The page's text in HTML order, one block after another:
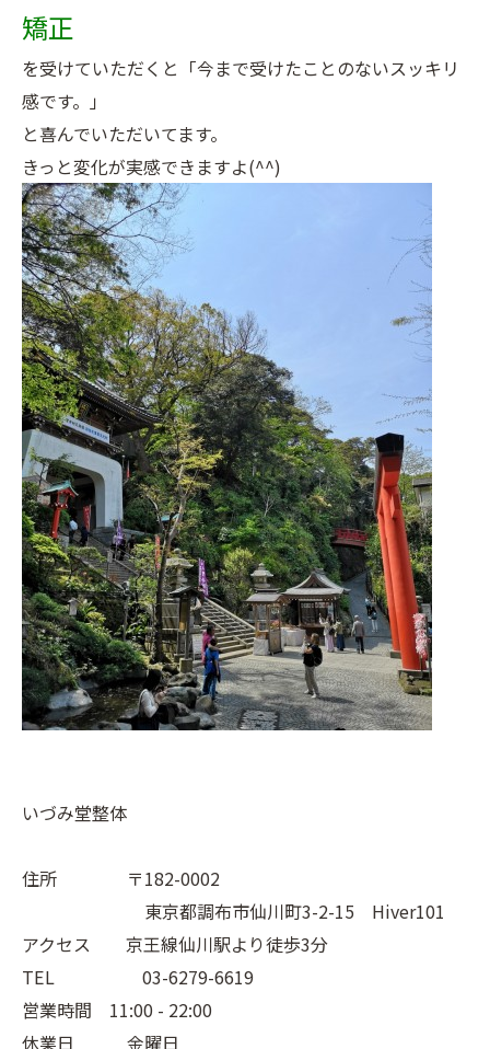
矯正
を受けていただくと「今まで受けたことのないスッキリ
感です。」
と喜んでいただいてます。
きっと変化が実感できますよ(^^)
いづみ堂整体
住所 〒182-0002
東京都調布市仙川町3-2-15 Hiver101
アクセス 京王線仙川駅より徒歩3分
TEL 03-6279-6619
営業時間 11:00 - 22:00
休業日 金曜日